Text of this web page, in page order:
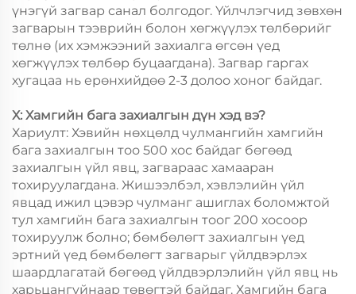
үнэгүй загвар санал болгодог. Үйлчлэгчид зөвхөн
загварын тээврийн болон хөгжүүлэх төлбөрийг
төлнө (их хэмжээний захиалга өгсөн үед
хөгжүүлэх төлбөр буцаагдана). Загвар гаргах
хугацаа нь ерөнхийдөө 2-3 долоо хоног байдаг.
Х: Хамгийн бага захиалгын дүн хэд вэ?
Хариулт: Хэвийн нөхцөлд чулмангийн хамгийн
бага захиалгын тоо 500 хос байдаг бөгөөд
захиалгын үйл явц, загвараас хамааран
тохируулагдана. Жишээлбэл, хэвлэлийн үйл
явцад ижил цэвэр чулманг ашиглах боломжтой
тул хамгийн бага захиалгын тоог 200 хосоор
тохируулж болно; бөмбөлөгт захиалгын үед
эртний үед бөмбөлөгт загварыг үйлдвэрлэх
шаардлагатай бөгөөд үйлдвэрлэлийн үйл явц нь
харьцангуйнаар төвөгтэй байдаг. Хамгийн бага